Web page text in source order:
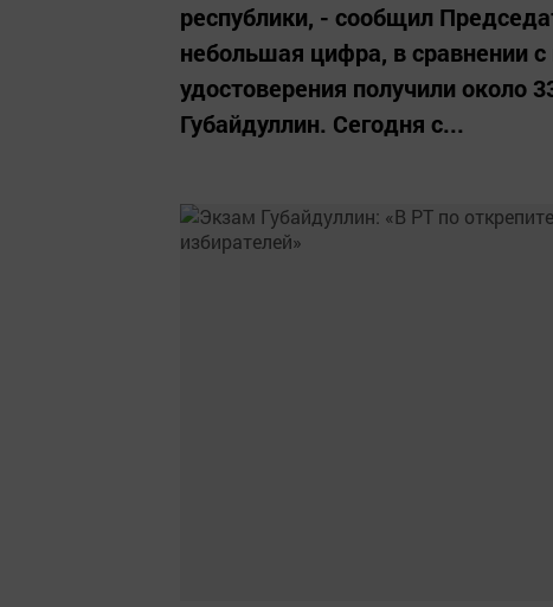
республики, - сообщил
небольшая цифра, в сравнении
удостоверения получили около
Губайдуллин. Сегодня с...